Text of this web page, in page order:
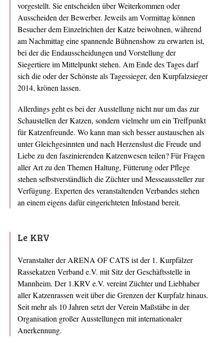
vorgestellt. Sie entscheiden über Weiterkommen oder
Ausscheiden der Bewerber. Jeweils am Vormittag können
Besucher dem Einzelrichten der Katze beiwohnen, während
am Nachmittag eine spannende Bühnenshow zu erwarten ist,
bei der die Endausscheidungen und Vorstellung der
Siegertiere im Mittelpunkt stehen. Am Ende des Tages darf
sich die oder der Schönste als Tagessieger, den Kurpfalzsieger
2014, krönen lassen.
Allerdings geht es bei der Ausstellung nicht nur um das zur
Schaustellen der Katzen, sondern vielmehr um ein Treffpunkt
für Katzenfreunde. Wo kann man sich besser austauschen als
unter Gleichgesinnten und nach Herzenslust die Freude und
Liebe zu den faszinierenden Katzenwesen teilen? Für Fragen
aller Art zu den Themen Haltung, Fütterung oder Pflege
stehen selbstverständlich die Züchter und Messeaussteller zur
Verfügung. Experten des veranstaltenden Verbandes stehen
an einem eigens dafür eingerichteten Infostand bereit.
Le KRV
Veranstalter der ARENA OF CATS ist der 1. Kurpfälzer
Rassekatzen Verband e.V. mit Sitz der Geschäftsstelle in
Mannheim. Der 1.KRV e.V. vereint Züchter und Liebhaber
aller Katzenrassen weit über die Grenzen der Kurpfalz hinaus.
Seit mehr als 10 Jahren setzt der Verein Maßstäbe in der
Organisation großer Ausstellungen mit internationaler
Anerkennung.